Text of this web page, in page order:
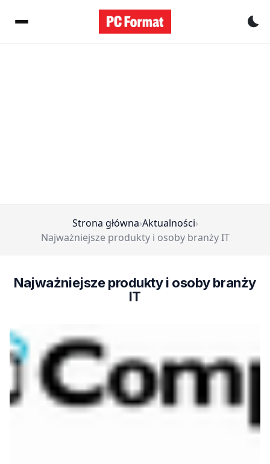
Strona główna›Aktualności›
Najważniejsze produkty i osoby branży IT
Najważniejsze produkty i osoby branży
IT